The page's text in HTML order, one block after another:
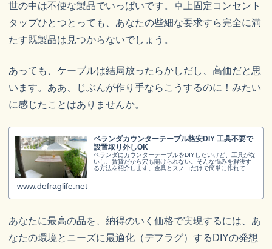
世の中は不便な製品でいっぱいです。卓上固定コンセント
タップひとつとっても、あなたの些細な要求すら完全に満
たす既製品は見つからないでしょう。
あっても、ケーブルは結局放ったらかしだし、高価だと思
います。ああ、じぶんが作り手ならこうするのに！みたい
に感じたことはありませんか。
ベランダカウンターテーブル格安DIY 工具不要で
設置取り外しOK
ベランダにカウンターテーブルをDIYしたいけど、工具がな
いし、賃貸だから穴も開けられない。そんな悩みを解決す
る方法を紹介します。金具とスノコだけで簡単に作れて、
www.defraglife.net
あなたに最高の品を、納得のいく価格で実現するには、あ
なたの環境とニーズに最適化（デフラグ）するDIYの発想